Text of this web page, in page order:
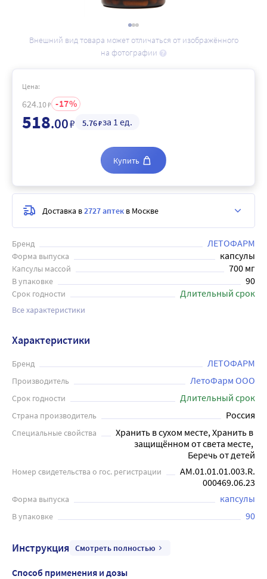
Внешний вид товара может отличаться от изображённого
на фотографии
Бренд ЛЕТОФАРМ
Форма выпуска капсулы
Капсулы массой 700 мг
В упаковке 90
Срок годности Длительный срок
Все характеристики
Цена:
624.10₽ 17
518.00₽ 5.76₽за 1 ед.
Купить
Доставка в2727 аптек в Москве
Характеристики
Бренд ЛЕТОФАРМ
Производитель ЛетоФарм ООО
Срок годности Длительный срок
Страна производитель Россия
Специальные свойства
Хранить в сухом месте, Хранить в
защищённом от света месте,
Беречь от детей
Номер свидетельства о гос. регистрации
AM.01.01.01.003.R.
000469.06.23
Форма выпуска капсулы
В упаковке 90
Инструкция Смотреть полностью
Способ применения и дозы